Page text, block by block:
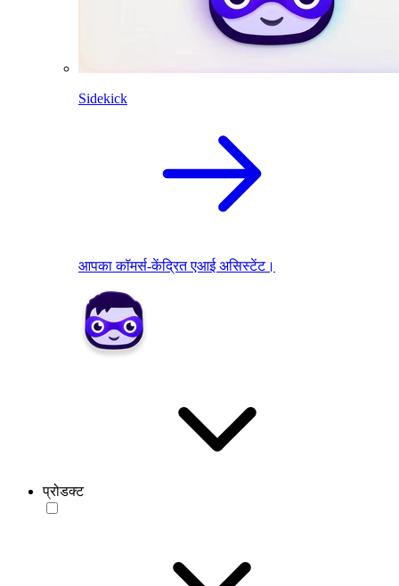
Sidekick
आपका कॉमर्स-केंद्रित एआई असिस्टेंट।
प्रोडक्ट